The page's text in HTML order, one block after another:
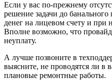
Если у вас по-прежнему
решение задачи до
денег на лицевом счету и при
Вполне возможно, что
неуплату.
А лучше позвоните в
выясните, не проводятся ли в
плановые ремонтные работы.